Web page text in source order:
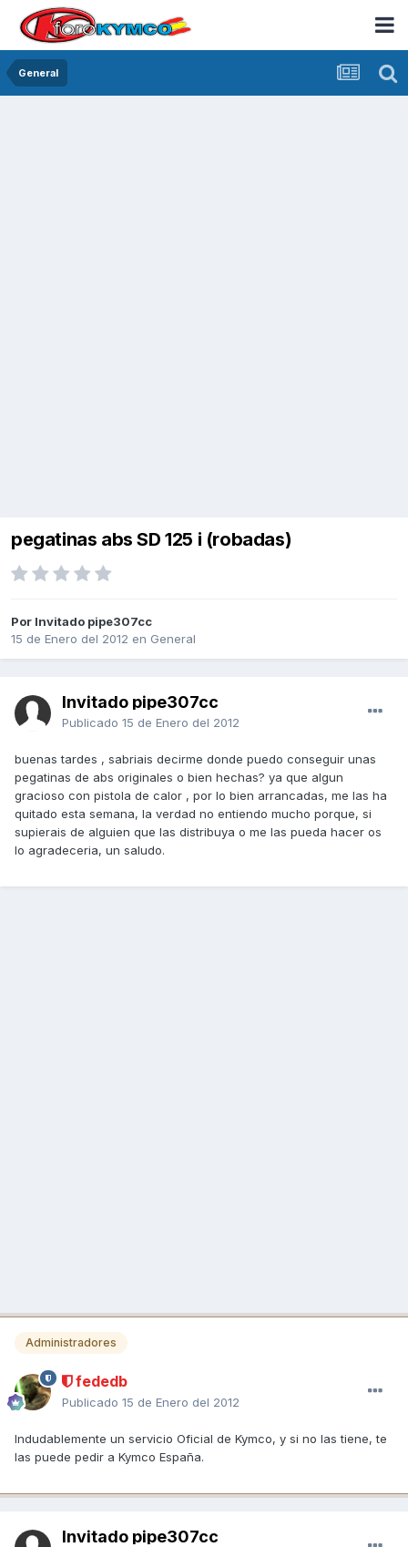
General
pegatinas abs SD 125 i (robadas)
Por Invitado pipe307cc
15 de Enero del 2012 en General
Invitado pipe307cc
Publicado 15 de Enero del 2012
buenas tardes , sabriais decirme donde puedo conseguir unas
pegatinas de abs originales o bien hechas? ya que algun
gracioso con pistola de calor , por lo bien arrancadas, me las ha
quitado esta semana, la verdad no entiendo mucho porque, si
supierais de alguien que las distribuya o me las pueda hacer os
lo agradeceria, un saludo.
Administradores
fededb
Publicado 15 de Enero del 2012
Indudablemente un servicio Oficial de Kymco, y si no las tiene, te
las puede pedir a Kymco España.
Invitado pipe307cc